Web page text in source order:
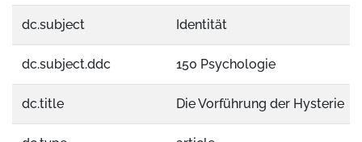
dc.subject Identität
dc.subject.ddc 150 Psychologie
dc.title Die Vorführung der Hysterie